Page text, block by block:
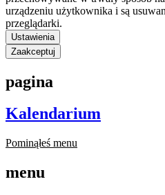
urządzeniu użytkownika i są
przeglądarki.
Ustawienia
Zaakceptuj
pagina
Kalendarium
Pominąłeś menu
menu